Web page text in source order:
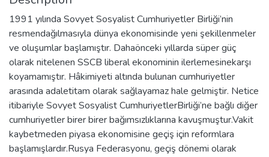
1991 yılında Sovyet Sosyalist Cumhuriyetler Birliği’nin
resmendağılmasıyla dünya ekonomisinde yeni şekillenmeler
ve oluşumlar başlamıştır. Dahaönceki yıllarda süper güç
olarak nitelenen SSCB liberal ekonominin ilerlemesinekarşı
koyamamıştır. Hâkimiyeti altında bulunan cumhuriyetler
arasında adaletitam olarak sağlayamaz hale gelmiştir. Netice
itibariyle Sovyet Sosyalist CumhuriyetlerBirliği’ne bağlı diğer
cumhuriyetler birer birer bağımsızlıklarına kavuşmuştur.Vakit
kaybetmeden piyasa ekonomisine geçiş için reformlara
başlamışlardır.Rusya Federasyonu, geçiş dönemi olarak